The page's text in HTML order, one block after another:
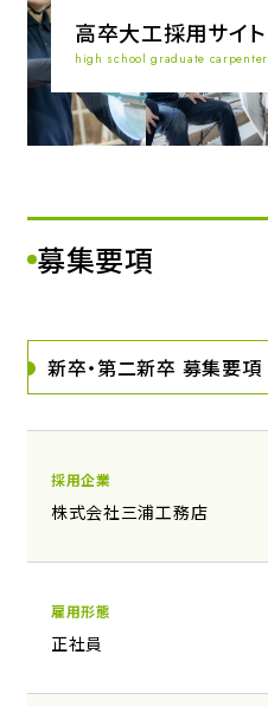
高卒大工採用サイト
high school graduate carpenter
募集要項
新卒・第二新卒 募集要項
採用企業
株式会社三浦工務店
雇用形態
正社員